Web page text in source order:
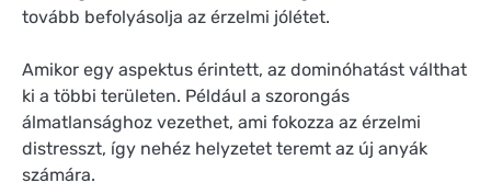
tovább befolyásolja az érzelmi jólétet.
Amikor egy aspektus érintett, az dominóhatást válthat
ki a többi területen. Például a szorongás
álmatlansághoz vezethet, ami fokozza az érzelmi
distresszt, így nehéz helyzetet teremt az új anyák
számára.